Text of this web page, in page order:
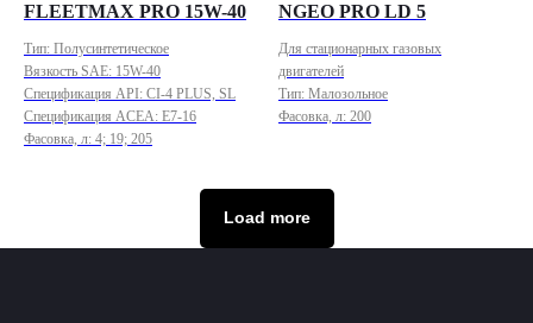
FLEETMAX PRO 15W-40
Тип: Полусинтетическое
Вязкость SAE: 15W-40
Спецификация API: CI-4 PLUS, SL
Спецификация ACEA: E7-16
Фасовка, л: 4; 19; 205
NGEO PRO LD 5
Для стационарных газовых
двигателей
Тип: Малозольное
Фасовка, л: 200
Load more